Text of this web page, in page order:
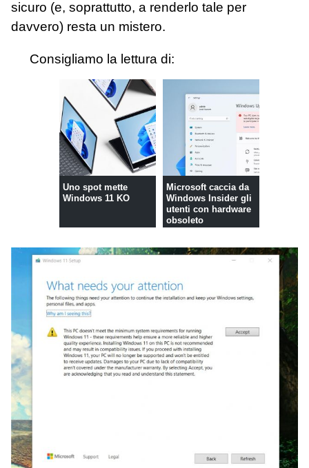
sicuro (e, soprattutto, a renderlo tale per
davvero) resta un mistero.
Consigliamo la lettura di:
Uno spot mette
Windows 11 KO
Microsoft caccia da
Windows Insider gli
utenti con hardware
obsoleto